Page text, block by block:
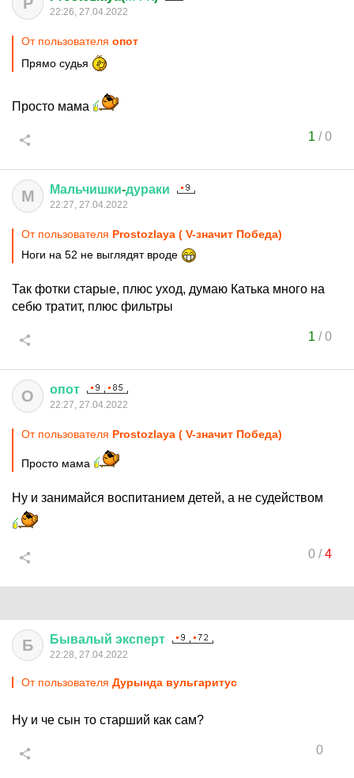
22:26, 27.04.2022
От пользователя опот
Прямо судья
Просто мама
1 /0
М Мальчишки-дураки
22:27, 27.04.2022
От пользователя Prostozlaya ( V-значит Победа)
Ноги на 52 не выглядят вроде
Так фотки старые, плюс уход, думаю Катька много на
себю тратит, плюс фильтры
1 /0
О опот
22:27, 27.04.2022
От пользователя Prostozlaya ( V-значит Победа)
Просто мама
Ну и занимайся воспитанием детей, а не судейством
0/4
Б Бывалый эксперт
22:28, 27.04.2022
От пользователя Дурында вульгаритус
Ну и че сын то старший как сам?
0